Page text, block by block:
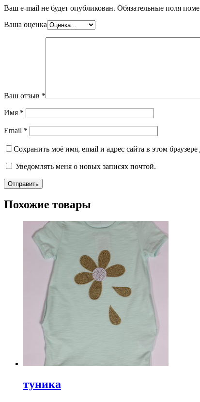
Ваш e-mail не будет опубликован. Обязательные поля
Ваша оценка
Ваш отзыв *
Имя *
Email *
Сохранить моё имя, email и адрес сайта в этом
Уведомлять меня о новых записях почтой.
Похожие товары
туника